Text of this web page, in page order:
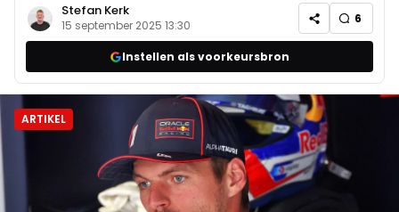
Stefan Kerk
15 september 2025 13:30 6
Instellen als voorkeursbron
ARTIKEL